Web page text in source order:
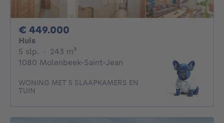
€ 449.000
Huis
5 slp. 5 slaapkamers
· 243 m²
1080 Molenbeek-Saint-Jean
WONING MET 5 SLAAPKAMERS EN
TUIN